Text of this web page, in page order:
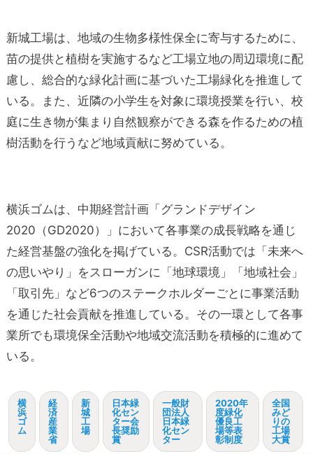
新城工場は、地域の生物多様性保全に寄与するために、
苗の提供と植樹を実施するなど工場立地の周辺環境に配
慮し、総合的な緑化計画に基づいた工場緑化を推進して
いる。また、近隣の小学生を対象に環境授業を行い、校
庭に生き物が集まり自然観察ができる森を作るための植
樹活動を行うなど地域貢献に努めている。
横浜ゴムは、中期経営計画「グランドデザイン
2020（GD2020）」において各事業の成長戦略を通じ
た経営基盤の強化を掲げている。CSR活動では「未来へ
の思いやり」をスローガンに「地球環境」「地域社会」
「取引先」など6つのステークホルダーごとに事業活動
を通じた社会貢献を推進している。その一環として各事
業所でも環境保全活動や地域交流活動を積極的に進めて
いる。
横
浜
ゴ
ム
経
済
産
業
省
新
城
工
場
日本緑
化セン
ター会
長奨励
賞
一般財
団法人
日本緑
化セン
ター
2020年
度緑化
優良工
場等表
彰制度
全国
みど
りの
工場
大賞